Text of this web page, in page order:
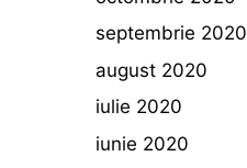
septembrie 2020
august 2020
iulie 2020
iunie 2020